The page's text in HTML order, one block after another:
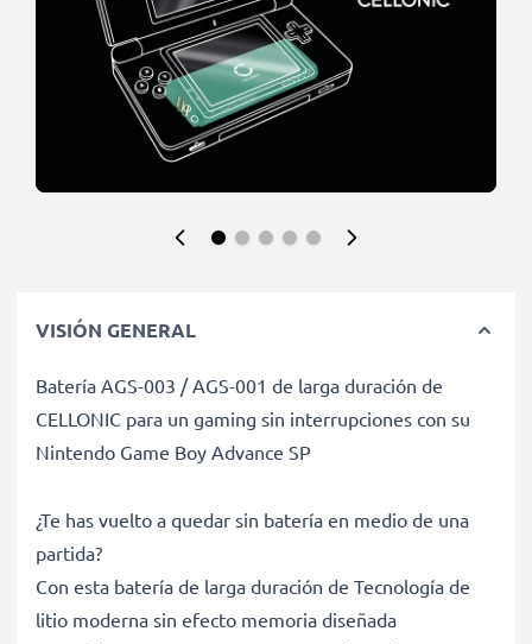
VISIÓN GENERAL
Batería AGS-003 / AGS-001 de larga duración de
CELLONIC para un gaming sin interrupciones con su
Nintendo Game Boy Advance SP
¿Te has vuelto a quedar sin batería en medio de una
partida?
Con esta batería de larga duración de Tecnología de
litio moderna sin efecto memoria diseñada